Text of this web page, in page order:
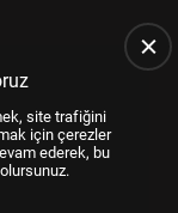
site trafiğini
için çerezler
ederek, bu